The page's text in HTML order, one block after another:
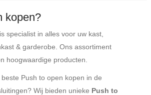
kopen?
specialist in alles voor uw kast,
& garderobe. Ons assortiment
hoogwaardige producten.
Push to open kopen in de
Wij bieden unieke Push to